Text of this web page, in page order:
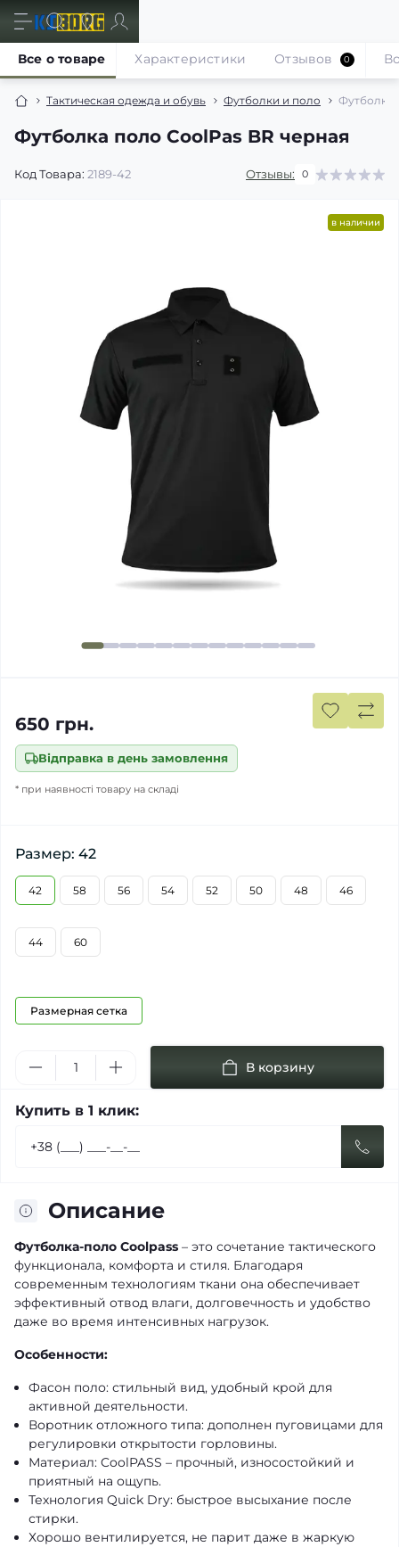
Тактическая одежда и обувь Футболки и поло Футболка
Футболка поло CoolPas BR черная
Код Товара: 2189-42 Отзывы: 0
Все о товаре Характеристики Отзывов 0
в наличии
Відправка в день замовлення
* при наявності товару на складі
650 грн.
Размер: 42
42 58 56 54 52 50 48 46
44 60
Размерная сетка
В корзину
Купить в 1 клик:
Описание
Футболка-поло Coolpass – это сочетание тактического
функционала, комфорта и стиля. Благодаря
современным технологиям ткани она обеспечивает
эффективный отвод влаги, долговечность и удобство
даже во время интенсивных нагрузок.
Особенности:
Фасон поло: стильный вид, удобный крой для
активной деятельности.
Воротник отложного типа: дополнен пуговицами для
регулировки открытости горловины.
Материал: CoolPASS – прочный, износостойкий и
приятный на ощупь.
Технология Quick Dry: быстрое высыхание после
стирки.
Хорошо вентилируется, не парит даже в жаркую